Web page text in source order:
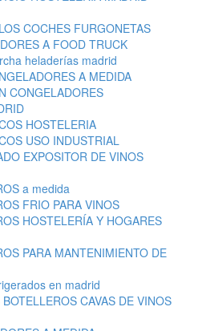
COCHES FURGONETAS
A FOOD TRUCK
heladerías madrid
A MEDIDA
CONGELADORES
HOSTELERIA
USO INDUSTRIAL
EXPOSITOR DE VINOS
a medida
FRIO PARA VINOS
HOSTELERÍA Y HOGARES
PARA MANTENIMIENTO DE
en madrid
CAVAS DE VINOS